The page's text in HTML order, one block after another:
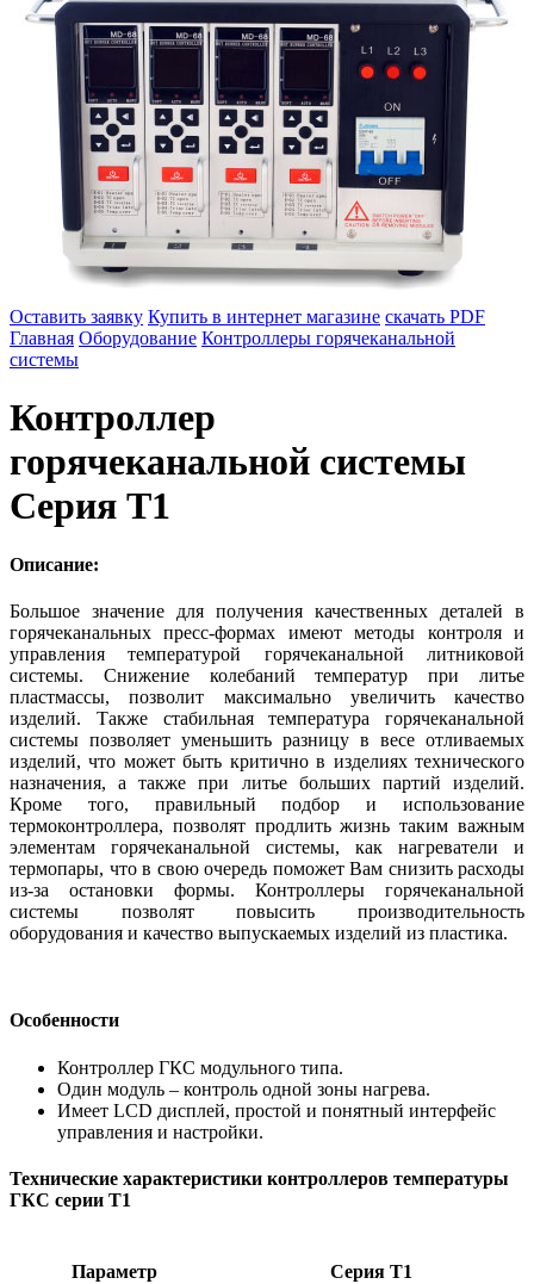
Оставить заявку Купить в интернет магазине скачать PDF
Главная Оборудование Контроллеры горячеканальной
системы
Контроллер
горячеканальной системы
Серия T1
Описание:
Большое значение для получения качественных деталей в
горячеканальных пресс-формах имеют методы контроля и
управления температурой горячеканальной литниковой
системы. Снижение колебаний температур при литье
пластмассы, позволит максимально увеличить качество
изделий. Также стабильная температура горячеканальной
системы позволяет уменьшить разницу в весе отливаемых
изделий, что может быть критично в изделиях технического
назначения, а также при литье больших партий изделий.
Кроме того, правильный подбор и использование
термоконтроллера, позволят продлить жизнь таким важным
элементам горячеканальной системы, как нагреватели и
термопары, что в свою очередь поможет Вам снизить расходы
из-за остановки формы. Контроллеры горячеканальной
системы позволят повысить производительность
оборудования и качество выпускаемых изделий из пластика.
Особенности
Контроллер ГКС модульного типа.
Один модуль – контроль одной зоны нагрева.
Имеет LCD дисплей, простой и понятный интерфейс
управления и настройки.
Технические характеристики контроллеров температуры
ГКС серии T1
Параметр
Серия T1